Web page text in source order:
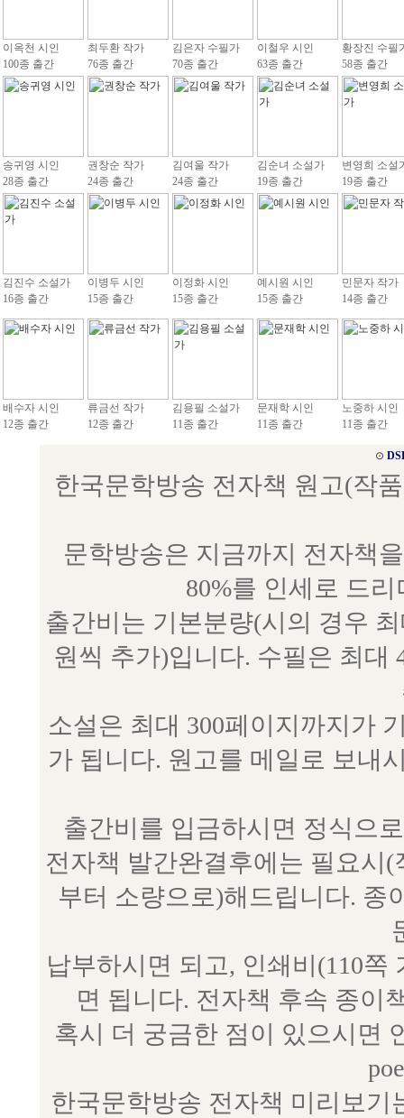
이옥천 시인
100종 출간
최두환 작가
76종 출간
김은자 수필가
70종 출간
이철우 시인
63종 출간
황장진 수필
58종 출간
송귀영 시인
28종 출간
권창순 작가
24종 출간
김여울 작가
24종 출간
김순녀 소설가
19종 출간
변영희 소설
19종 출간
김진수 소설가
16종 출간
이병두 시인
15종 출간
이정화 시인
15종 출간
예시원 시인
15종 출간
민문자 작가
14종 출간
배수자 시인
12종 출간
류금선 작가
12종 출간
김용필 소설가
11종 출간
문재학 시인
11종 출간
노중하 시인
11종 출간
⊙
한국문학방송 전자책 원고(작
문학방송은 지금까지 전자책
80%를 인세로 드
출간비는 기본분량(시의 경우
원씩 추가)입니다. 수필은 최대
소설은 최대 300페이지까지가
가 됩니다. 원고를 메일로 보내
출간비를 입금하시면 정식으
전자책 발간완결후에는 필요시
부터 소량으로)해드립니다. 종
납부하시면 되고, 인쇄비(110
면 됩니다. 전자책 후속 종이
혹시 더 궁금한 점이 있으시면
한국문학방송 전자책 미리보